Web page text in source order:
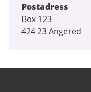
Postadress
Box 123
424 23 Angered